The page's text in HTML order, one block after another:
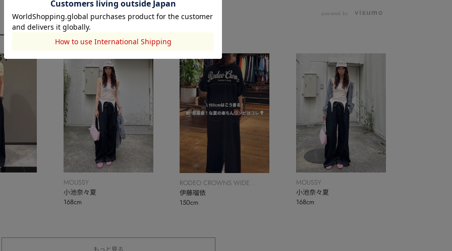
powered by
ィネート
MOUSSY
小池奈々夏
168cm
RODEO CROWNS WIDE
BOWL
伊藤瑠依
150cm
MOUSSY
小池奈々夏
168cm